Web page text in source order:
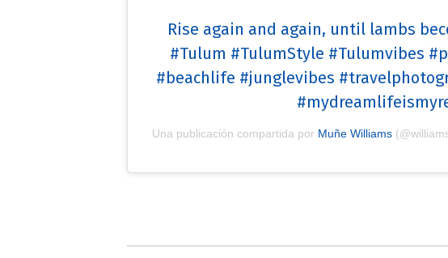
Rise again and again, until lambs
#Tulum #TulumStyle #Tulumvibes
#beachlife #junglevibes
Una publicación compartida por Muñe Williams